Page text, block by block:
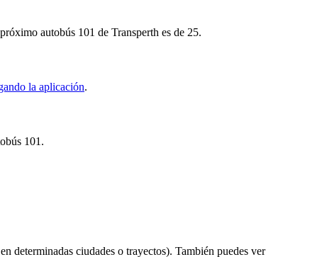
autobús 101 de Transperth es de 25.
la aplicación.
101.
determinadas ciudades o trayectos). También puedes ver